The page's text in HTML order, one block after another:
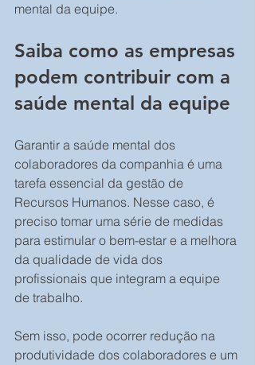
mental da equipe.
Saiba como as empresas
podem contribuir com a
saúde mental da equipe
Garantir a saúde mental dos
colaboradores da companhia é uma
tarefa essencial da gestão de
Recursos Humanos. Nesse caso, é
preciso tomar uma série de medidas
para estimular o bem-estar e a melhora
da qualidade de vida dos
profissionais que integram a equipe
de trabalho.
Sem isso, pode ocorrer redução na
produtividade dos colaboradores e um